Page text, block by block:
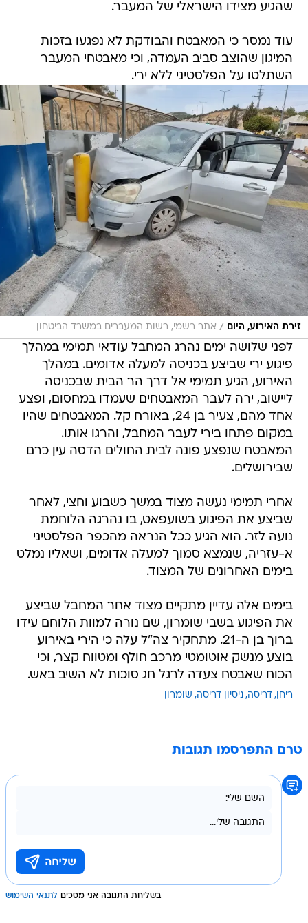
שהגיע מצידו הישראלי של המעבר.
עוד נמסר כי המאבטח והבודקת לא נפגעו בזכות
המיגון שהוצב סביב העמדה, וכי מאבטחי המעבר
השתלטו על הפלסטיני ללא ירי.
זירת האירוע, היום / אתר רשמי, רשות המעברים במשרד הביטחון
לפני שלושה ימים נהרג המחבל עודאי תמימי במהלך
פיגוע ירי שביצע בכניסה למעלה אדומים. במהלך
האירוע, הגיע תמימי אל דרך הר הבית שבכניסה
ליישוב, ירה לעבר המאבטחים שעמדו במחסום, ופצע
אחד מהם, צעיר בן 24, באורח קל. המאבטחים שהיו
במקום פתחו בירי לעבר המחבל, והרגו אותו.
המאבטח שנפצע פונה לבית החולים הדסה עין כרם
שבירושלים.
אחרי תמימי נעשה מצוד במשך כשבוע וחצי, לאחר
שביצע את הפיגוע בשועפאט, בו נהרגה הלוחמת
נועה לזר. הוא הגיע ככל הנראה מהכפר הפלסטיני
א-עזריה, שנמצא סמוך למעלה אדומים, ושאליו נמלט
בימים האחרונים של המצוד.
בימים אלה עדיין מתקיים מצוד אחר המחבל שביצע
את הפיגוע בשבי שומרון, שם נורה למוות הלוחם עידו
ברוך בן ה-21. מתחקיר צה"ל עלה כי הירי באירוע
בוצע מנשק אוטומטי מרכב חולף ומטווח קצר, וכי
הכוח שאבטח צעדה לרגל חג סוכות לא השיב באש.
ריחן דריסה ניסיון דריסה שומרון
טרם התפרסמו תגובות
בשליחת התגובה אני מסכים לתנאי השימוש